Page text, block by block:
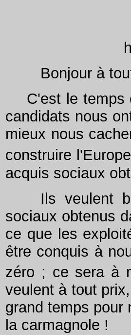
Bonjour à
C'est le temps
candidats nous
mieux nous
construire
acquis sociaux
Ils veulent
sociaux obtenus
ce que les
être conquis à
zéro ; ce sera à
veulent à tout
grand temps pour
la carmagnole !